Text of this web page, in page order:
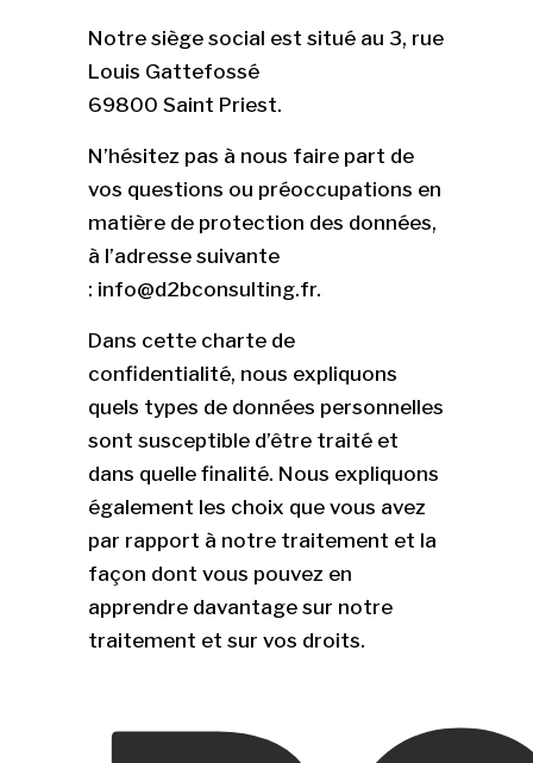
Notre siège social est situé au 3, rue
Louis Gattefossé
69800 Saint Priest.
N’hésitez pas à nous faire part de
vos questions ou préoccupations en
matière de protection des données,
à l’adresse suivante
: info@d2bconsulting.fr.
Dans cette charte de
confidentialité, nous expliquons
quels types de données personnelles
sont susceptible d’être traité et
dans quelle finalité. Nous expliquons
également les choix que vous avez
par rapport à notre traitement et la
façon dont vous pouvez en
apprendre davantage sur notre
traitement et sur vos droits.